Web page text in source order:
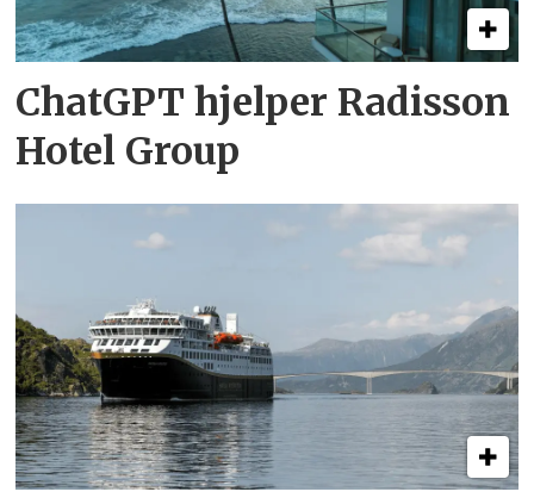
ChatGPT hjelper Radisson
Hotel Group